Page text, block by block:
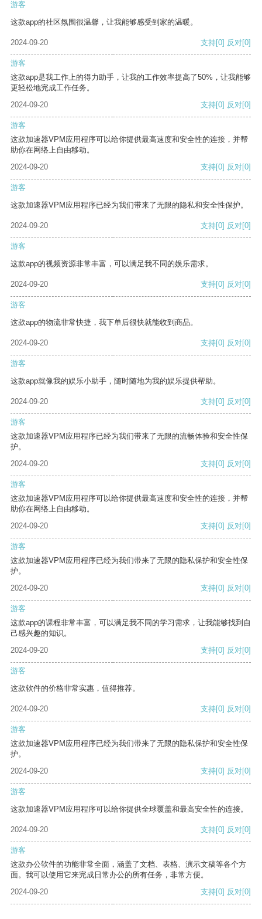
游客
这款app的社区氛围很温馨，让我能够感受到家的温暖。
2024-09-20 支持[0] 反对[0]
游客
这款app是我工作上的得力助手，让我的工作效率提高了50%，让我能够
更轻松地完成工作任务。
2024-09-20
支持[0] 反对[0]
游客
这款加速器VPM应用程序可以给你提供最高速度和安全性的连接，并帮
助你在网络上自由移动。
2024-09-20
支持[0] 反对[0]
游客
这款加速器VPM应用程序已经为我们带来了无限的隐私和安全性保护。
2024-09-20 支持[0] 反对[0]
游客
这款app的视频资源非常丰富，可以满足我不同的娱乐需求。
2024-09-20 支持[0] 反对[0]
游客
这款app的物流非常快捷，我下单后很快就能收到商品。
2024-09-20 支持[0] 反对[0]
游客
这款app就像我的娱乐小助手，随时随地为我的娱乐提供帮助。
2024-09-20 支持[0] 反对[0]
游客
这款加速器VPM应用程序已经为我们带来了无限的流畅体验和安全性保
护。
2024-09-20
支持[0] 反对[0]
游客
这款加速器VPM应用程序可以给你提供最高速度和安全性的连接，并帮
助你在网络上自由移动。
2024-09-20
支持[0] 反对[0]
游客
这款加速器VPM应用程序已经为我们带来了无限的隐私保护和安全性保
护。
2024-09-20
支持[0] 反对[0]
游客
这款app的课程非常丰富，可以满足我不同的学习需求，让我能够找到自
己感兴趣的知识。
2024-09-20
支持[0] 反对[0]
游客
这款软件的价格非常实惠，值得推荐。
2024-09-20 支持[0] 反对[0]
游客
这款加速器VPM应用程序已经为我们带来了无限的隐私保护和安全性保
护。
2024-09-20
支持[0] 反对[0]
游客
这款加速器VPM应用程序可以给你提供全球覆盖和最高安全性的连接。
2024-09-20 支持[0] 反对[0]
游客
这款办公软件的功能非常全面，涵盖了文档、表格、演示文稿等各个方
面。我可以使用它来完成日常办公的所有任务，非常方便。
2024-09-20
支持[0] 反对[0]